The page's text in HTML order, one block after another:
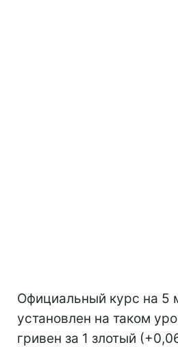
Официальный курс на 5
установлен на таком
гривен за 1 злотый